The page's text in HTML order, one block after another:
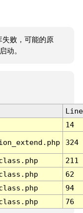
失败，可能的原
动。
Line
14
324
211
62
94
76